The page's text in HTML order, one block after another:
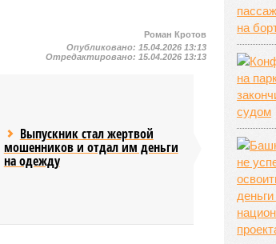
Роман Кротов
Опубликовано: 15.04.2026 13:13
Отредактировано: 15.04.2026 13:13
Выпускник стал жертвой
мошенников и отдал им деньги
на одежду